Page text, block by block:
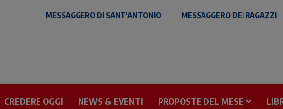
MESSAGGERO DI SANT'ANTONIO MESSAGGERO DEI RAGAZZI
CREDERE OGGI NEWS & EVENTI PROPOSTE DEL MESE